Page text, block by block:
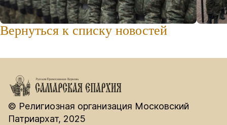
Вернуться к списку новостей
© Религиозная организация Московский
Патриархат, 2025